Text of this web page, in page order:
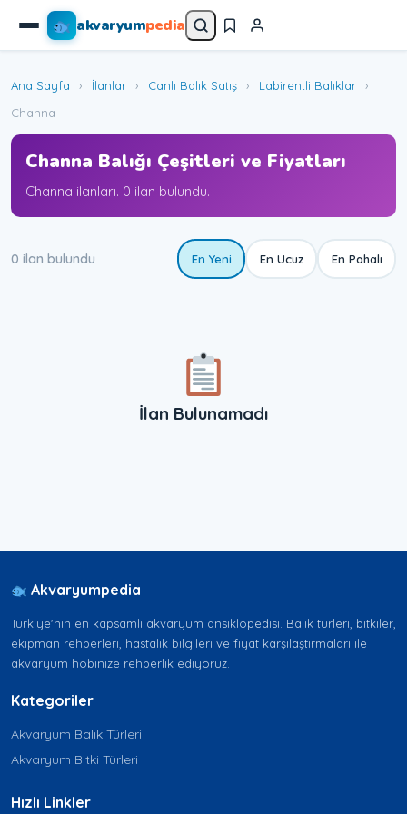
akvaryumpedia
Ana Sayfa › İlanlar › Canlı Balık Satış › Labirentli Balıklar
›
Channa
Channa Balığı Çeşitleri ve Fiyatları
Channa ilanları. 0 ilan bulundu.
0 ilan bulundu En Yeni En Ucuz En Pahalı
İlan Bulunamadı
Akvaryumpedia
Türkiye'nin en kapsamlı akvaryum ansiklopedisi. Balık türleri, bitkiler,
ekipman rehberleri, hastalık bilgileri ve fiyat karşılaştırmaları ile
akvaryum hobinize rehberlik ediyoruz.
Kategoriler
Akvaryum Balık Türleri
Akvaryum Bitki Türleri
Hızlı Linkler